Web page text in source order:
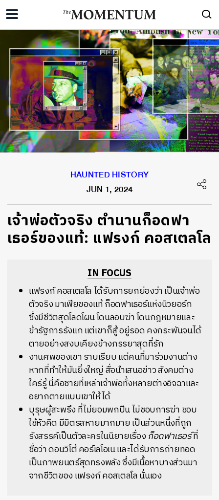
HAUNTED HISTORY
JUN 1, 2024
เจ้าพ่อตัวจริง ตำนานก็อดฟา
เธอร์ของแท้: แฟรงก์ คอสเตลโล
IN FOCUS
แฟรงก์ คอสเตลโล ได้รับการยกย่องว่า เป็นเจ้าพ่อ
ตัวจริง มาเฟียของแท้ ก็อดฟาเธอร์แห่งนิวยอร์ก
ซึ่งมีชีวิตสุดโลดโผน โดนลอบฆ่า โดนกฎหมายและ
ข้ารัฐการรังแก แต่เขาก็สู้ อยู่รอด คงกระพันจนได้
ตายอย่างสงบเคียงข้างภรรยาสุดที่รัก
งานศพของเขา ราบเรียบ แต่คนที่มาร่วมงานต่าง
หากที่ทำให้มันยิ่งใหญ่ สื่อนำเสนอข่าว สังคมต่าง
ใคร่รู้ นี่คือชายที่เหล่าเจ้าพ่อทั้งหลายต่างอิจฉาและ
อยากตายแบบเขาให้ได้
บุรุษผู้สะพรึง ที่ไม่ยอมพกปืน ไม่ชอบการฆ่า ชอบ
ใช้หัวคิด มีมิตรสหายมากมาย เป็นส่วนหนึ่งที่ถูก
รังสรรค์เป็นตัวละครในนิยายเรื่อง ก็อดฟาเธอร์ที่
ชื่อว่า ดอนวิโต้ คอร์เลโอเน และได้รับการถ่ายทอด
เป็นภาพยนตร์สุดทรงพลัง ซึ่งมีเนื้อหาบางส่วนมา
จากชีวิตของ แฟรงก์ คอสเตลโล นั่นเอง